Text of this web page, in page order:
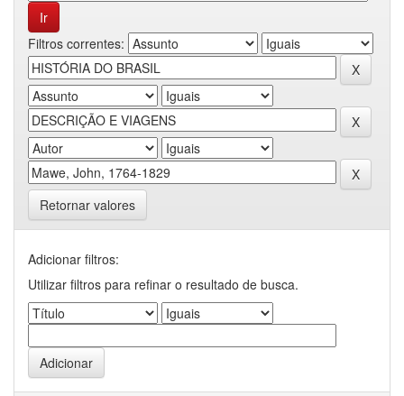
Filtros correntes:
Retornar valores
Adicionar filtros:
Utilizar filtros para refinar o resultado de busca.